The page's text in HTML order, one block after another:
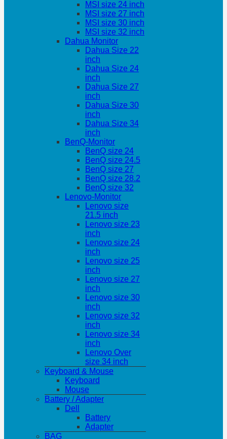
MSI size 24 inch
MSI size 27 inch
MSI size 30 inch
MSI size 32 inch
Dahua Monitor
Dahua Size 22
inch
Dahua Size 24
inch
Dahua Size 27
inch
Dahua Size 30
inch
Dahua Size 34
inch
BenQ-Monitor
BenQ size 24
BenQ size 24.5
BenQ size 27
BenQ size 28.2
BenQ size 32
Lenovo-Monitor
Lenovo size
21.5 inch
Lenovo size 23
inch
Lenovo size 24
inch
Lenovo size 25
inch
Lenovo size 27
inch
Lenovo size 30
inch
Lenovo size 32
inch
Lenovo size 34
inch
Lenovo Over
size 34 inch
Keyboard & Mouse
Keyboard
Mouse
Battery / Adapter
Dell
Battery
Adapter
BAG